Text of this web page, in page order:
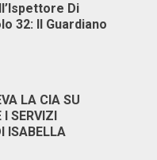
Di
32: Il Guardiano
LA CIA SU
I SERVIZI
ISABELLA